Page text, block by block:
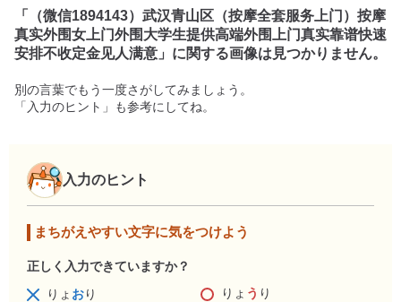
よ
う
「
（微信1894143）武汉青山区（按摩全套服务上门）按摩
真实外围女上门外围大学生提供高端外围上门真实靠谱快速
安排不收定金见人满意 」に関する画像は見つかりません。
別の言葉でもう一度さがしてみましょう。
「入力のヒント」も参考にしてね。
入力のヒント
まちがえやすい文字に気をつけよう
正しく入力できていますか？
りょ おり りょ う り